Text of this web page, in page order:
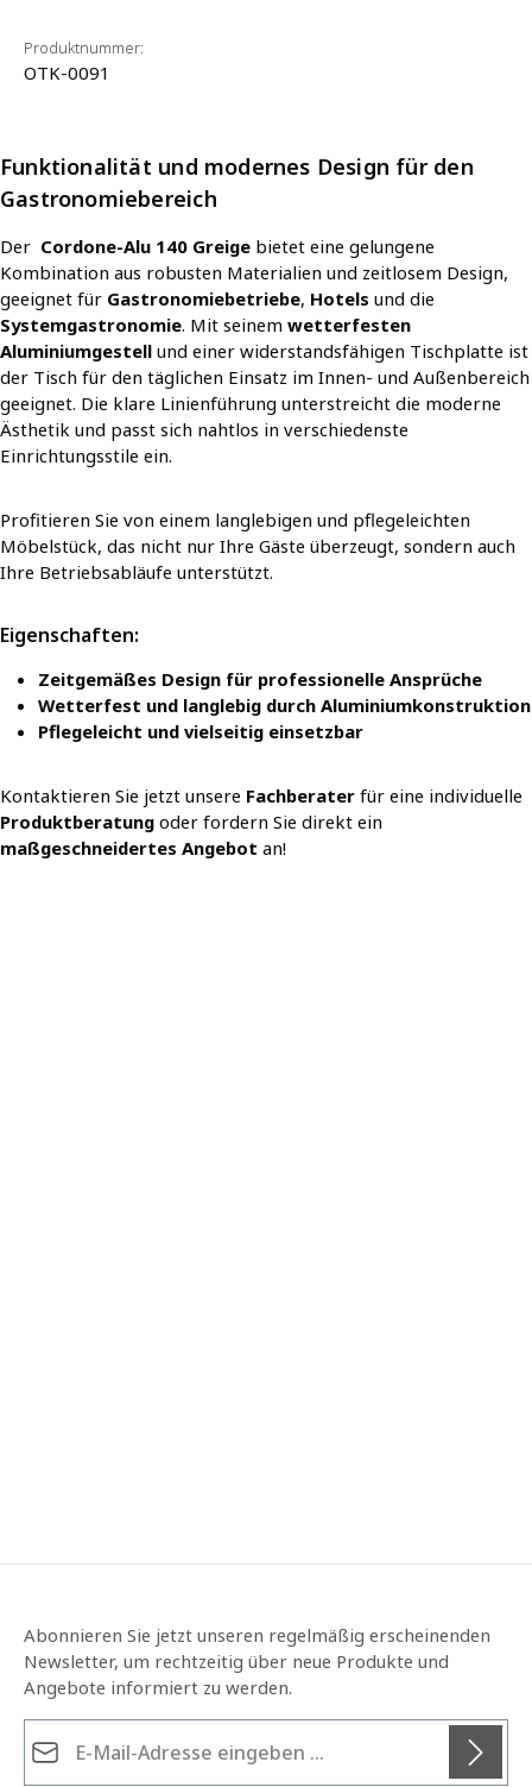
Produktnummer:
OTK-0091
Funktionalität und modernes Design für den
Gastronomiebereich
Der Cordone-Alu 140 Greige bietet eine gelungene
Kombination aus robusten Materialien und zeitlosem Design,
geeignet für Gastronomiebetriebe, Hotels und die
Systemgastronomie. Mit seinem wetterfesten
Aluminiumgestell und einer widerstandsfähigen Tischplatte ist
der Tisch für den täglichen Einsatz im Innen- und Außenbereich
geeignet. Die klare Linienführung unterstreicht die moderne
Ästhetik und passt sich nahtlos in verschiedenste
Einrichtungsstile ein.
Profitieren Sie von einem langlebigen und pflegeleichten
Möbelstück, das nicht nur Ihre Gäste überzeugt, sondern auch
Ihre Betriebsabläufe unterstützt.
Eigenschaften:
Zeitgemäßes Design für professionelle Ansprüche
Wetterfest und langlebig durch Aluminiumkonstruktion
Pflegeleicht und vielseitig einsetzbar
Kontaktieren Sie jetzt unsere Fachberater für eine individuelle
Produktberatung oder fordern Sie direkt ein
maßgeschneidertes Angebot an!
Abonnieren Sie jetzt unseren regelmäßig erscheinenden
Newsletter, um rechtzeitig über neue Produkte und
Angebote informiert zu werden.